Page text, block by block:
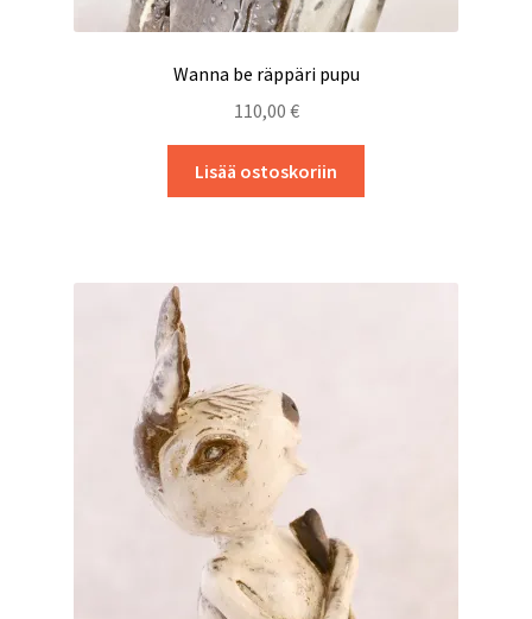
Wanna be räppäri pupu
110,00 €
Lisää ostoskoriin